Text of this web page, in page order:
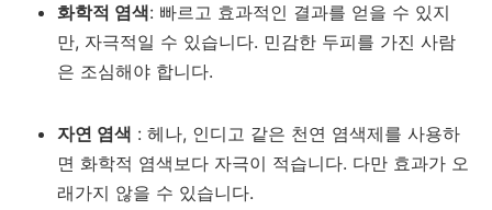
화학적 염색: 빠르고 효과적인 결과를 얻을 수 있지
만, 자극적일 수 있습니다. 민감한 두피를 가진 사람
은 조심해야 합니다.
자연 염색 : 헤나, 인디고 같은 천연 염색제를 사용하
면 화학적 염색보다 자극이 적습니다. 다만 효과가 오
래가지 않을 수 있습니다.